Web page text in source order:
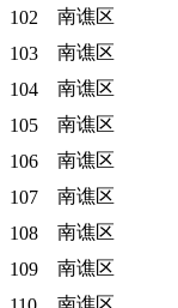
102
南谯区
103
南谯区
104
南谯区
105
南谯区
106
南谯区
107
南谯区
108
南谯区
109
南谯区